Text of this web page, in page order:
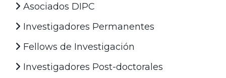
Asociados DIPC
Investigadores Permanentes
Fellows de Investigación
Investigadores Post-doctorales